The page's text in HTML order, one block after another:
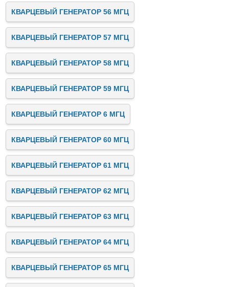
КВАРЦЕВЫЙ ГЕНЕРАТОР 56 МГЦ
КВАРЦЕВЫЙ ГЕНЕРАТОР 57 МГЦ
КВАРЦЕВЫЙ ГЕНЕРАТОР 58 МГЦ
КВАРЦЕВЫЙ ГЕНЕРАТОР 59 МГЦ
КВАРЦЕВЫЙ ГЕНЕРАТОР 6 МГЦ
КВАРЦЕВЫЙ ГЕНЕРАТОР 60 МГЦ
КВАРЦЕВЫЙ ГЕНЕРАТОР 61 МГЦ
КВАРЦЕВЫЙ ГЕНЕРАТОР 62 МГЦ
КВАРЦЕВЫЙ ГЕНЕРАТОР 63 МГЦ
КВАРЦЕВЫЙ ГЕНЕРАТОР 64 МГЦ
КВАРЦЕВЫЙ ГЕНЕРАТОР 65 МГЦ